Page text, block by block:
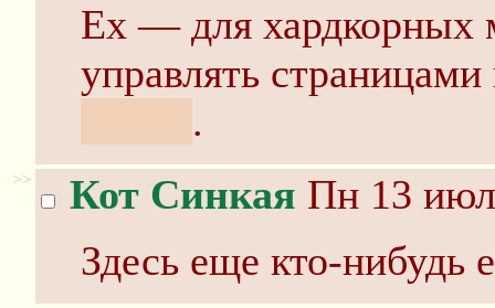
Ex — для хардкорных
управлять
.
>> Кот Синкая Пн 13
Здесь еще кто-нибудь